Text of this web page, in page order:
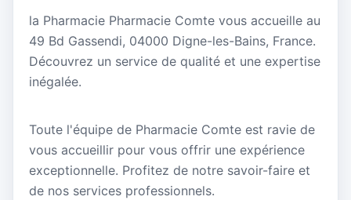
la Pharmacie Pharmacie Comte vous accueille au
49 Bd Gassendi, 04000 Digne-les-Bains, France.
Découvrez un service de qualité et une expertise
inégalée.
Toute l'équipe de Pharmacie Comte est ravie de
vous accueillir pour vous offrir une expérience
exceptionnelle. Profitez de notre savoir-faire et
de nos services professionnels.